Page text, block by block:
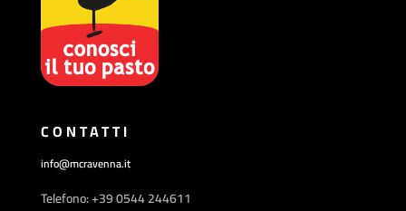
CONTATTI
info@mcravenna.it
Telefono: +39 0544 244611